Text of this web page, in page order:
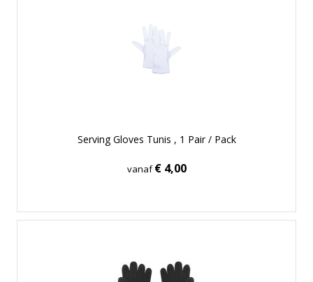
Serving Gloves Tunis , 1 Pair / Pack
vanaf€ 4,00